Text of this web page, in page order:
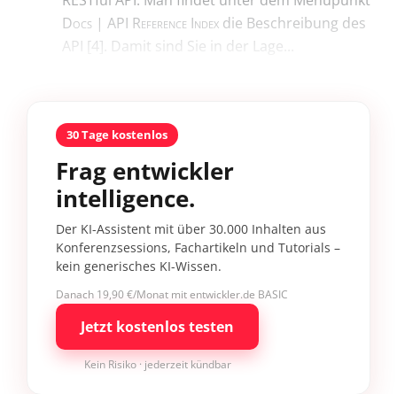
Docs | API Reference Index die Beschreibung des
API [4]. Damit sind Sie in der Lage...
30 Tage kostenlos
Frag entwickler
intelligence.
Der KI-Assistent mit über 30.000 Inhalten aus
Konferenzsessions, Fachartikeln und Tutorials –
kein generisches KI-Wissen.
Danach 19,90 €/Monat mit entwickler.de BASIC
Jetzt kostenlos testen
Kein Risiko · jederzeit kündbar